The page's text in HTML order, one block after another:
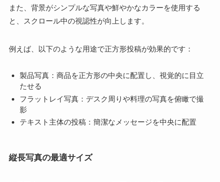
また、背景がシンプルな写真や鮮やかなカラーを使用する
と、スクロール中の視認性が向上します。
例えば、以下のような用途で正方形投稿が効果的です：
製品写真：商品を正方形の中央に配置し、視覚的に目立
たせる
フラットレイ写真：デスク周りや料理の写真を俯瞰で撮
影
テキスト主体の投稿：簡潔なメッセージを中央に配置
縦長写真の最適サイズ